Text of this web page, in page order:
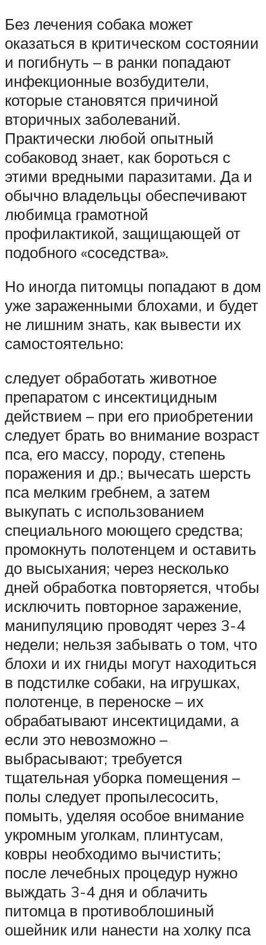
Без лечения собака может
оказаться в критическом состоянии
и погибнуть – в ранки попадают
инфекционные возбудители,
которые становятся причиной
вторичных заболеваний.
Практически любой опытный
собаковод знает, как бороться с
этими вредными паразитами. Да и
обычно владельцы обеспечивают
любимца грамотной
профилактикой, защищающей от
подобного «соседства».
Но иногда питомцы попадают в дом
уже зараженными блохами, и будет
не лишним знать, как вывести их
самостоятельно:
следует обработать животное
препаратом с инсектицидным
действием – при его приобретении
следует брать во внимание возраст
пса, его массу, породу, степень
поражения и др.; вычесать шерсть
пса мелким гребнем, а затем
выкупать с использованием
специального моющего средства;
промокнуть полотенцем и оставить
до высыхания; через несколько
дней обработка повторяется, чтобы
исключить повторное заражение,
манипуляцию проводят через 3-4
недели; нельзя забывать о том, что
блохи и их гниды могут находиться
в подстилке собаки, на игрушках,
полотенце, в переноске – их
обрабатывают инсектицидами, а
если это невозможно –
выбрасывают; требуется
тщательная уборка помещения –
полы следует пропылесосить,
помыть, уделяя особое внимание
укромным уголкам, плинтусам,
ковры необходимо вычистить;
после лечебных процедур нужно
выждать 3-4 дня и облачить
питомца в противоблошиный
ошейник или нанести на холку пса